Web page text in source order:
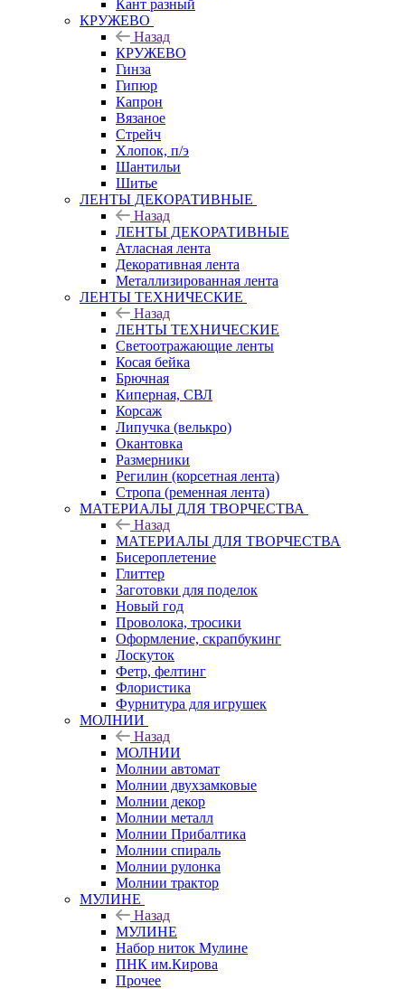
Кант разный
КРУЖЕВО
Назад
КРУЖЕВО
Гинза
Гипюр
Капрон
Вязаное
Стрейч
Хлопок, п/э
Шантильи
Шитье
ЛЕНТЫ ДЕКОРАТИВНЫЕ
Назад
ЛЕНТЫ ДЕКОРАТИВНЫЕ
Атласная лента
Декоративная лента
Металлизированная лента
ЛЕНТЫ ТЕХНИЧЕСКИЕ
Назад
ЛЕНТЫ ТЕХНИЧЕСКИЕ
Светоотражающие ленты
Косая бейка
Брючная
Киперная, СВЛ
Корсаж
Липучка (велькро)
Окантовка
Размерники
Регилин (корсетная лента)
Стропа (ременная лента)
МАТЕРИАЛЫ ДЛЯ ТВОРЧЕСТВА
Назад
МАТЕРИАЛЫ ДЛЯ ТВОРЧЕСТВА
Бисероплетение
Глиттер
Заготовки для поделок
Новый год
Проволока, тросики
Оформление, скрапбукинг
Лоскуток
Фетр, фелтинг
Флористика
Фурнитура для игрушек
МОЛНИИ
Назад
МОЛНИИ
Молнии автомат
Молнии двухзамковые
Молнии декор
Молнии металл
Молнии Прибалтика
Молнии спираль
Молнии рулонка
Молнии трактор
МУЛИНЕ
Назад
МУЛИНЕ
Набор ниток Мулине
ПНК им.Кирова
Прочее